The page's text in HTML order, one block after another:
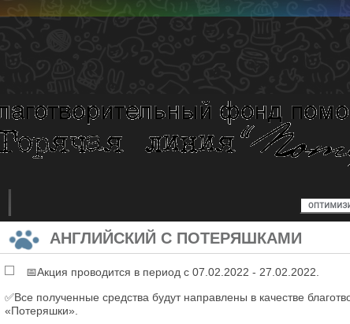
АНГЛИЙСКИЙ С ПОТЕРЯШКАМИ
📅Акция проводится в период с 07.02.2022 - 27.02.2022.
✅Все полученные средства будут направлены в качестве
«Потеряшки».